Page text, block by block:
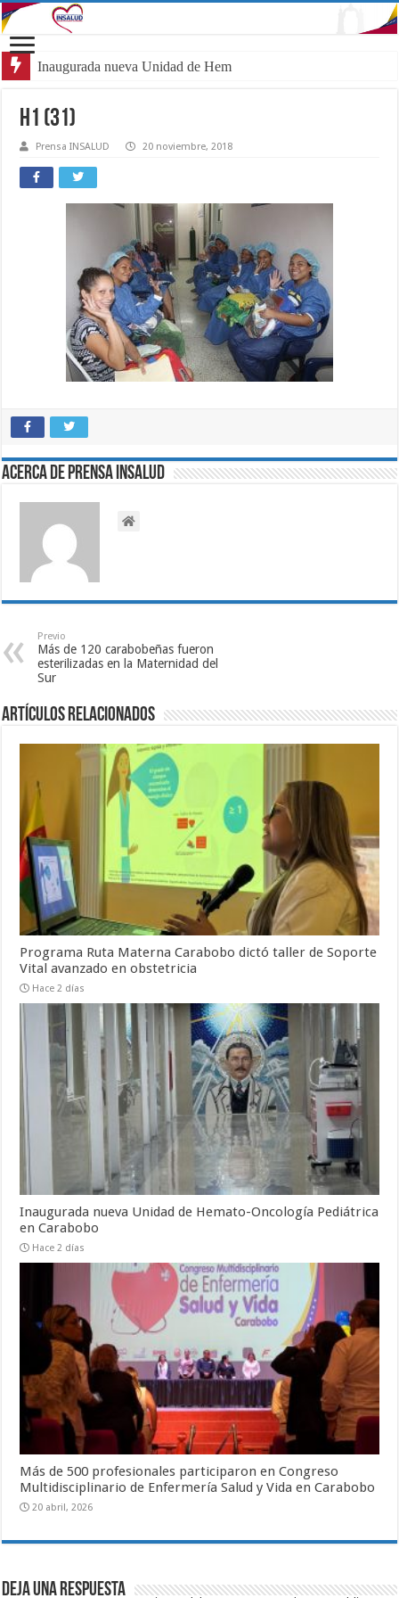
Inaugurada nueva Unidad de Hemato-Oncol
H1 (31)
Prensa INSALUD 20 noviembre, 2018
Acerca de Prensa INSALUD
Previo
Más de 120 carabobeñas fueron
esterilizadas en la Maternidad del
Sur
Artículos relacionados
Programa Ruta Materna Carabobo dictó taller de Soporte
Vital avanzado en obstetricia
Hace 2 días
Inaugurada nueva Unidad de Hemato-Oncología Pediátrica
en Carabobo
Hace 2 días
Más de 500 profesionales participaron en Congreso
Multidisciplinario de Enfermería Salud y Vida en Carabobo
20 abril, 2026
Deja una respuesta